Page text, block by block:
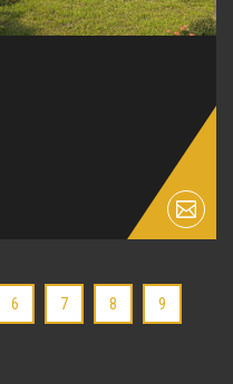
6 7 8 9